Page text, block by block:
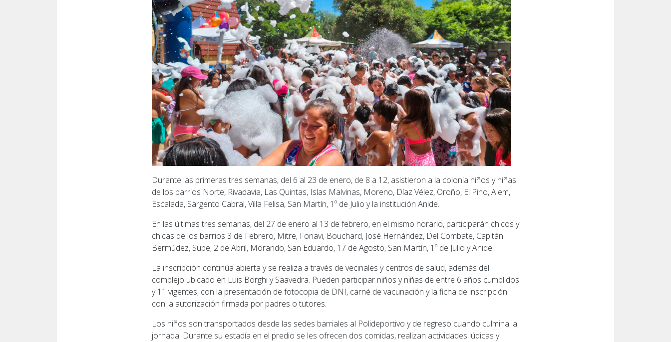
Durante las primeras tres semanas, del 6 al 23 de enero, de 8 a 12, asistieron a la colonia niños y niñas
de los barrios Norte, Rivadavia, Las Quintas, Islas Malvinas, Moreno, Díaz Vélez, Oroño, El Pino, Alem,
Escalada, Sargento Cabral, Villa Felisa, San Martín, 1º de Julio y la institución Anide.
En las últimas tres semanas, del 27 de enero al 13 de febrero, en el mismo horario, participarán chicos y
chicas de los barrios 3 de Febrero, Mitre, Fonavi, Bouchard, José Hernández, Del Combate, Capitán
Bermúdez, Supe, 2 de Abril, Morando, San Eduardo, 17 de Agosto, San Martín, 1º de Julio y Anide.
La inscripción continúa abierta y se realiza a través de vecinales y centros de salud, además del
complejo ubicado en Luis Borghi y Saavedra. Pueden participar niños y niñas de entre 6 años cumplidos
y 11 vigentes, con la presentación de fotocopia de DNI, carné de vacunación y la ficha de inscripción
con la autorización firmada por padres o tutores.
Los niños son transportados desde las sedes barriales al Polideportivo y de regreso cuando culmina la
jornada. Durante su estadía en el predio se les ofrecen dos comidas, realizan actividades lúdicas y